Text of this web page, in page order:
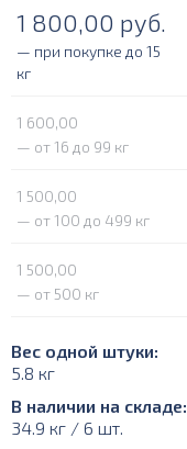
1 800,00 руб.
— при покупке до 15
кг
1 600,00
— от 16 до 99 кг
1 500,00
— от 100 до 499 кг
1 500,00
— от 500 кг
Вес одной штуки:
5.8 кг
В наличии на складе:
34.9 кг / 6 шт.